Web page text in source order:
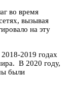
во время
вызывая
на эту
2019 годах
В 2020 году,
были